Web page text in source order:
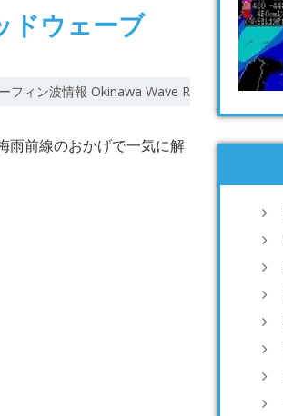
ドウェーブ
フィン波情報 Okinawa Wave Report
雨前線のおかげで一気に解